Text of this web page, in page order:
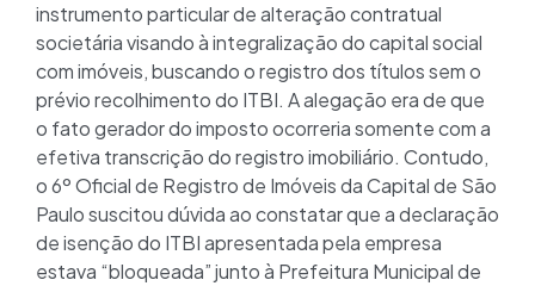
instrumento particular de alteração contratual
societária visando à integralização do capital social
com imóveis, buscando o registro dos títulos sem o
prévio recolhimento do ITBI. A alegação era de que
o fato gerador do imposto ocorreria somente com a
efetiva transcrição do registro imobiliário. Contudo,
o 6º Oficial de Registro de Imóveis da Capital de São
Paulo suscitou dúvida ao constatar que a declaração
de isenção do ITBI apresentada pela empresa
estava “bloqueada” junto à Prefeitura Municipal de